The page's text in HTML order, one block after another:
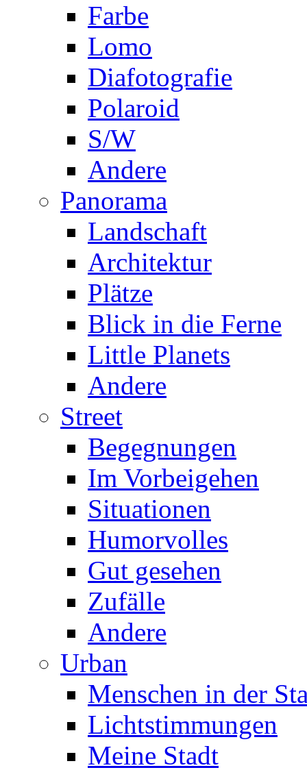
Farbe
Lomo
Diafotografie
Polaroid
S/W
Andere
Panorama
Landschaft
Architektur
Plätze
Blick in die Ferne
Little Planets
Andere
Street
Begegnungen
Im Vorbeigehen
Situationen
Humorvolles
Gut gesehen
Zufälle
Andere
Urban
Menschen in der
Lichtstimmungen
Meine Stadt